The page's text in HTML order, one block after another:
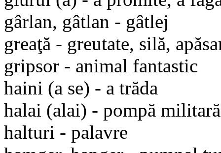
gârlan, gâtlan - gâtlej
greaţă - greutate, silă,
gripsor - animal fantastic
haini (a se) - a trăda
halai (alai) - pompă militară
halturi - palavre